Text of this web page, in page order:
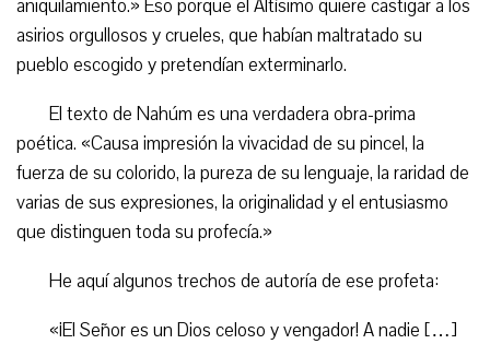
aniquilamiento.» Eso porque el Altísimo quiere castigar a los
asirios orgullosos y crueles, que habían maltratado su
pueblo escogido y pretendían exterminarlo.
El texto de Nahúm es una verdadera obra-prima
poética. «Causa impresión la vivacidad de su pincel, la
fuerza de su colorido, la pureza de su lenguaje, la raridad de
varias de sus expresiones, la originalidad y el entusiasmo
que distinguen toda su profecía.»
He aquí algunos trechos de autoría de ese profeta:
«¡El Señor es un Dios celoso y vengador! A nadie […]